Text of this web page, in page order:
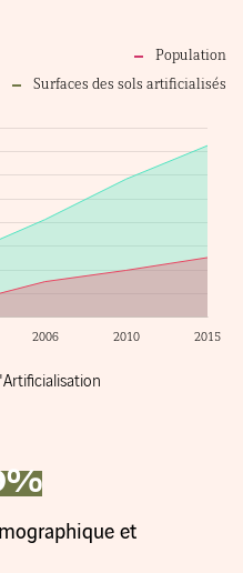
Population
Surfaces des sols artificialisés
et